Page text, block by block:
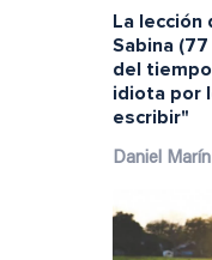
La lección
Sabina
del
idiota por
escribir"
Daniel Marín